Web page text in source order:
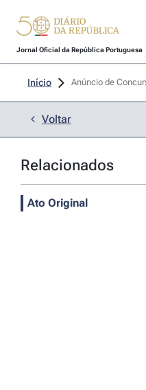
Jornal Oficial da República Portuguesa
Início Anúncio de
Voltar
Relacionados
Ato Original